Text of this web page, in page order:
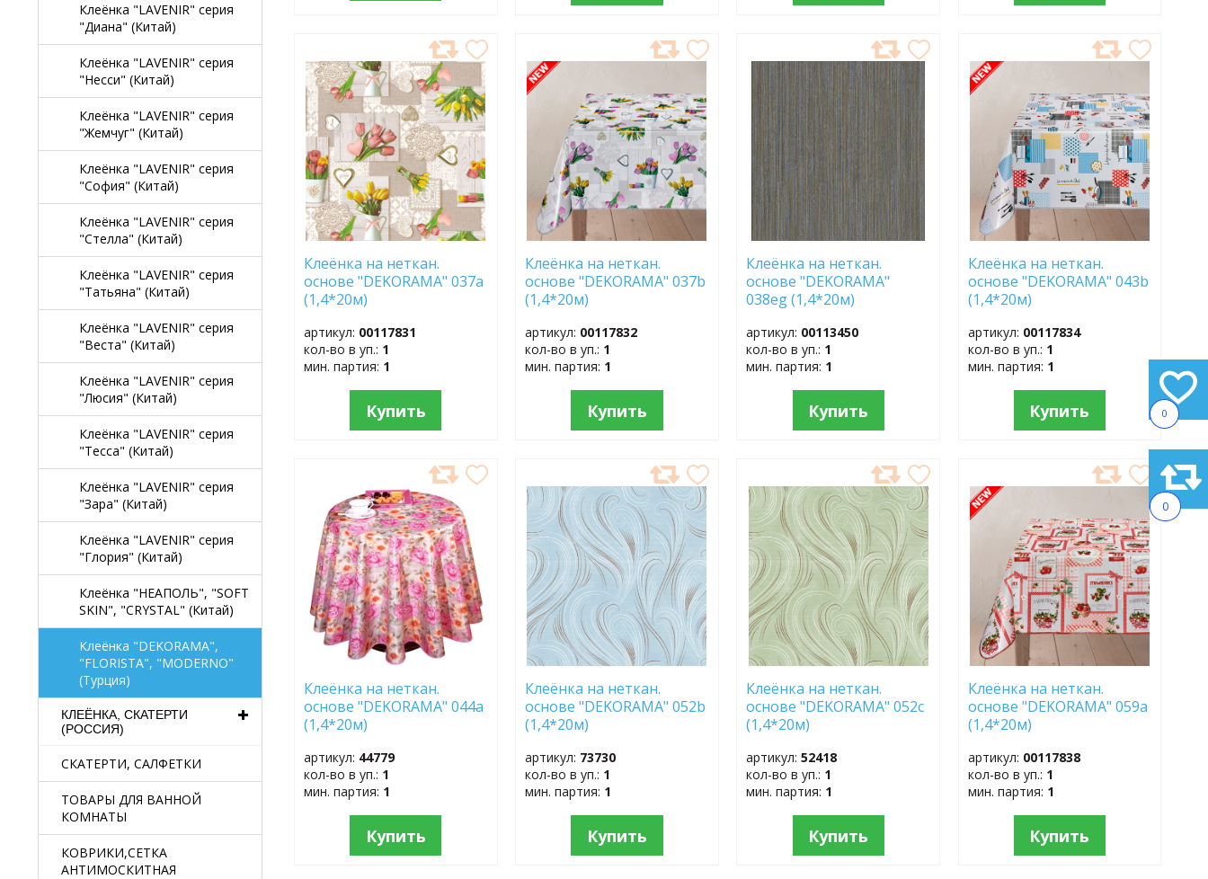
0
0
Клеёнка "LAVENIR" серия
"Диана" (Китай)
Клеёнка "LAVENIR" серия
"Несси" (Китай)
Клеёнка "LAVENIR" серия
"Жемчуг" (Китай)
Клеёнка "LAVENIR" серия
"София" (Китай)
Клеёнка "LAVENIR" серия
"Стелла" (Китай)
Клеёнка "LAVENIR" серия
"Татьяна" (Китай)
Клеёнка "LAVENIR" серия
"Веста" (Китай)
Клеёнка "LAVENIR" серия
"Люсия" (Китай)
Клеёнка "LAVENIR" серия
"Тесса" (Китай)
Клеёнка "LAVENIR" серия
"Зара" (Китай)
Клеёнка "LAVENIR" серия
"Глория" (Китай)
Клеёнка "НЕАПОЛЬ", "SOFT
SKIN", "CRYSTAL" (Китай)
Клеёнка "DEKORAMA",
"FLORISTA", "MODERNO"
(Турция)
КЛЕЁНКА, СКАТЕРТИ
(РОССИЯ)
СКАТЕРТИ, САЛФЕТКИ
ТОВАРЫ ДЛЯ ВАННОЙ
КОМНАТЫ
КОВРИКИ,СЕТКА
АНТИМОСКИТНАЯ
ДОБАВИТЬ
В
ИЗБРАННОЕ
Клеёнка на неткан.
основе "DEKORAMA" 037a
(1,4*20м)
артикул: 00117831
кол-во в уп.: 1
мин. партия: 1
Купить
ДОБАВИТЬ
ИЗБРАННОЕ
Клеёнка на неткан.
основе "DEKORAMA" 037b
(1,4*20м)
артикул: 00117832
кол-во в уп.: 1
мин. партия: 1
Купить
ДОБАВИТЬ
ИЗБРАННОЕ
Клеёнка на неткан.
основе "DEKORAMA"
038eg (1,4*20м)
артикул: 00113450
кол-во в уп.: 1
мин. партия: 1
Купить
ДОБАВИТЬ
ИЗБРАННОЕ
Клеёнка на неткан.
основе "DEKORAMA" 043b
(1,4*20м)
артикул: 00117834
кол-во в уп.: 1
мин. партия: 1
Купить
В
ИЗБРАННОЕ
Клеёнка на неткан.
основе "DEKORAMA" 044a
(1,4*20м)
артикул: 44779
кол-во в уп.: 1
мин. партия: 1
Купить
ДОБАВИТЬ
В
ИЗБРАННОЕ
Клеёнка на неткан.
основе "DEKORAMA" 052b
(1,4*20м)
артикул: 73730
кол-во в уп.: 1
мин. партия: 1
Купить
ДОБАВИТЬ
В
ИЗБРАННОЕ
Клеёнка на неткан.
основе "DEKORAMA" 052c
(1,4*20м)
артикул:52418
кол-во в уп.: 1
мин. партия: 1
Купить
ДОБАВИТЬ
ИЗБРАННОЕ
Клеёнка на неткан.
основе "DEKORAMA" 059a
(1,4*20м)
артикул: 00117838
кол-во в уп.: 1
мин. партия: 1
Купить